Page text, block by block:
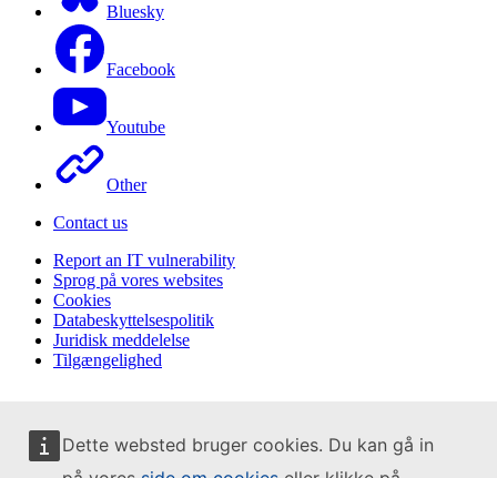
Dette websted bruger cookies. Du kan gå in
Bluesky
Facebook
Youtube
Other
Contact us
Report an IT vulnerability
Sprog på vores websites
Cookies
Databeskyttelsespolitik
Juridisk meddelelse
Tilgængelighed